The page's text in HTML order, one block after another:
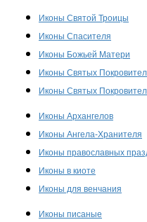
Иконы Святой Троицы
Иконы Спасителя
Иконы Божьей Матери
Иконы Святых
Иконы Святых
Иконы Архангелов
Иконы Ангела-Хранителя
Иконы православных
Иконы в киоте
Иконы для венчания
Иконы писаные